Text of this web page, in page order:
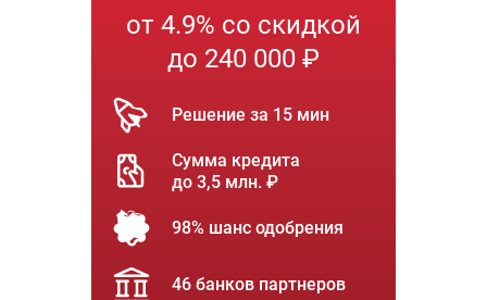
от 4.9% со скидкой
до 240 000 ₽
Решение за 15 мин
Сумма кредита
до 3,5 млн. ₽
98% шанс одобрения
46 банков партнеров